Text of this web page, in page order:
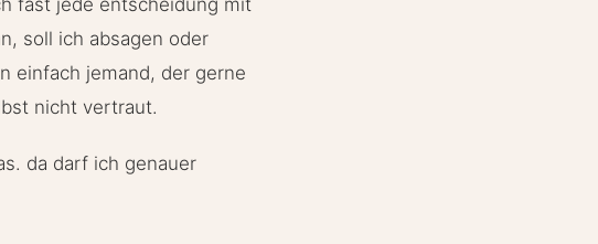
fast jede entscheidung mit
soll ich absagen oder
einfach jemand, der gerne
nicht vertraut.
da darf ich genauer